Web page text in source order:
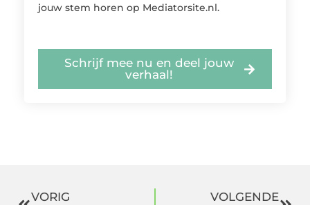
jouw stem horen op Mediatorsite.nl.
Schrijf mee nu en deel jouw
verhaal!
VORIG VOLGENDE